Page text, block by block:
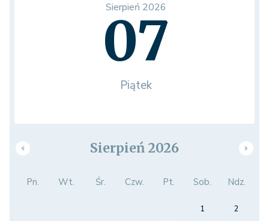
Sierpień 2026
07
Piątek
Sierpień 2026
Pn. Wt. Śr. Czw. Pt. Sob. Ndz.
1
2